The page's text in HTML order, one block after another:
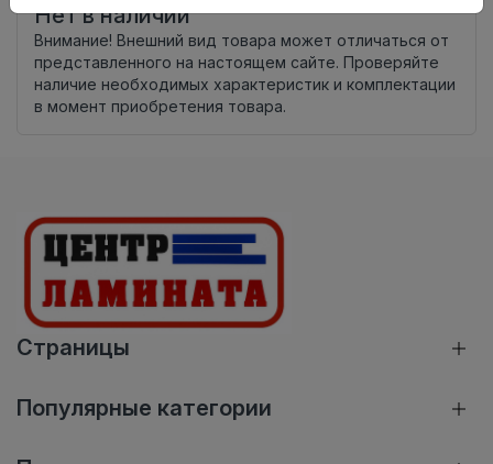
Нет в наличии
Внимание! Внешний вид товара может отличаться от
представленного на настоящем сайте. Проверяйте
наличие необходимых характеристик и комплектации
в момент приобретения товара.
Страницы
Популярные категории